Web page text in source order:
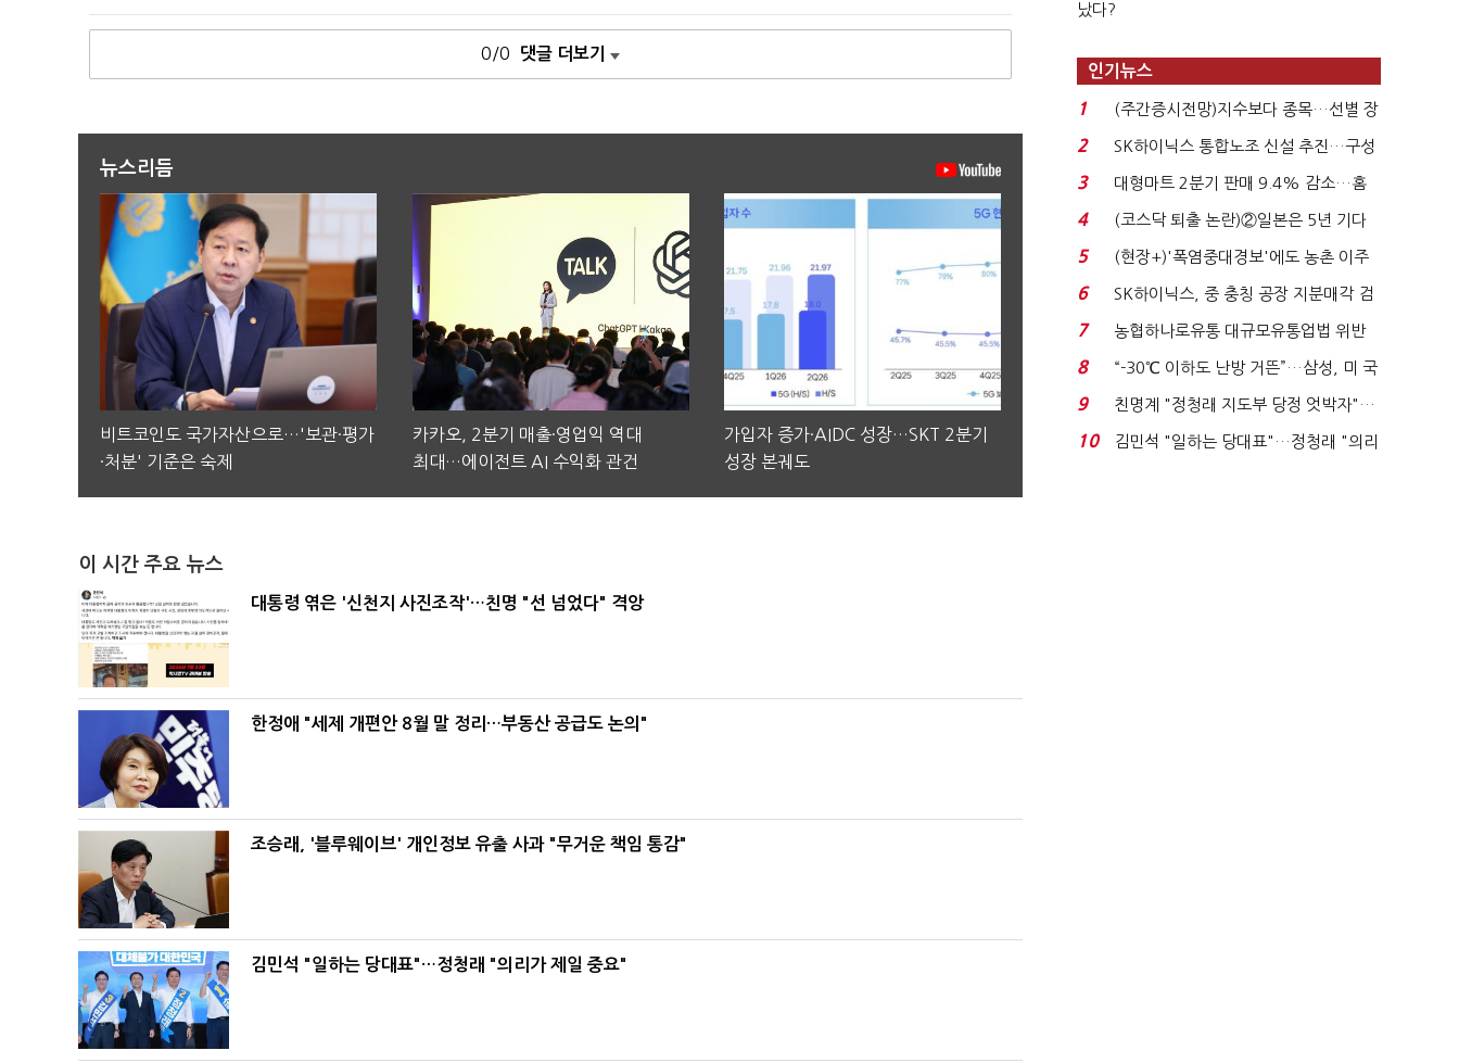
0/0 댓글 더보기
뉴스리듬
비트코인도 국가자산으로…'보관·평가
·처분' 기준은 숙제
카카오, 2분기 매출·영업익 역대
최대…에이전트 AI 수익화 관건
가입자 증가·AIDC 성장…SKT 2분기
성장 본궤도
이 시간 주요 뉴스
대통령 엮은 '신천지 사진조작'…친명 "선 넘었다" 격앙
한정애 "세제 개편안 8월 말 정리…부동산 공급도 논의"
조승래, '블루웨이브' 개인정보 유출 사과 "무거운 책임 통감"
김민석 "일하는 당대표"…정청래 "의리가 제일 중요"
났다?
인기뉴스
1
(주간증시전망)지수보다 종목…선별 장
세 이어진다...
2
SK하이닉스 통합노조 신설 추진…구성
원간 성과급 불...
3
대형마트 2분기 판매 9.4% 감소…홈
플러스 사태 여파...
4
(코스닥 퇴출 논란)②일본은 5년 기다
려주는데 우리는 ...
5
(현장+)'폭염중대경보'에도 농촌 이주
노동자는 강행군…'야...
6
SK하이닉스, 중 충칭 공장 지분매각 검
토?…“확정된 바...
7
농협하나로유통 대규모유통업법 위반
적발…공정위, 과...
8
“-30℃ 이하도 난방 거뜬”…삼성, 미 국
립연구소와 개...
9
친명계 "정청래 지도부 당정 엇박자"…
친청계 "신천지 오...
10
김민석 "일하는 당대표"…정청래 "의리